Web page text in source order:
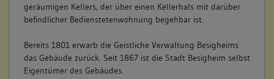
geräumigen Kellers, der über einen Kellerhals mit darüber
befindlicher Bedienstetenwohnung begehbar ist.
Bereits 1801 erwarb die Geistliche Verwaltung Besigheims
das Gebäude zurück. Seit 1867 ist die Stadt Besigheim selbst
Eigentümer des Gebäudes.